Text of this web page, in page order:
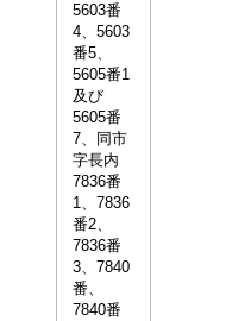
5603番
4、5603
番5、
5605番1
及び
5605番
7、同市
字長内
7836番
1、7836
番2、
7836番
3、7840
番、
7840番